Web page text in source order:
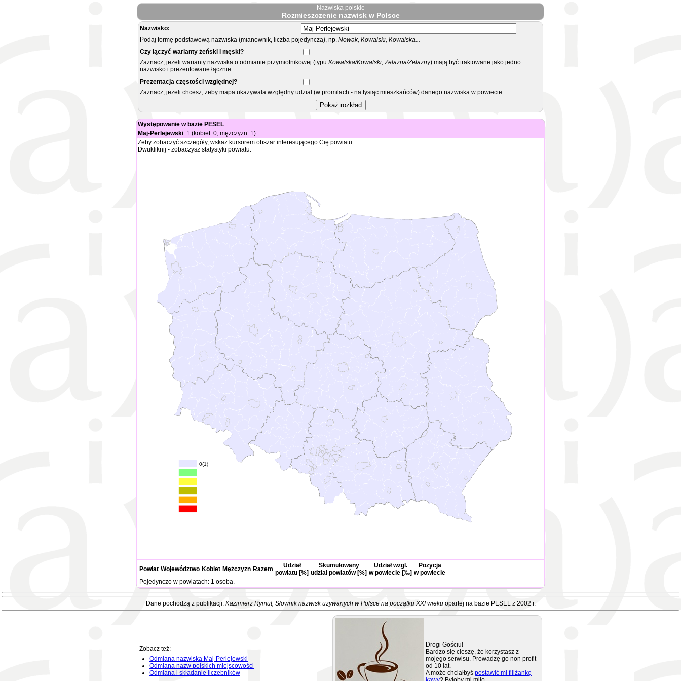
Nazwiska polskie
Rozmieszczenie nazwisk w Polsce
Nazwisko:
Podaj formę podstawową nazwiska (mianownik, liczba pojedyncza), np. Nowak, Kowalski, Kowalska...
Czy łączyć warianty żeński i męski?
Zaznacz, jeżeli warianty nazwiska o odmianie przymiotnikowej (typu Kowalska/Kowalski, Żelazna/Żelazny) mają być traktowane jako jedno
nazwisko i prezentowane łącznie.
Prezentacja częstości względnej?
Zaznacz, jeżeli chcesz, żeby mapa ukazywała względny udział (w promilach - na tysiąc mieszkańców) danego nazwiska w powiecie.
Występowanie w bazie PESEL
Maj-Perlejewski: 1 (kobiet: 0, mężczyzn: 1)
Żeby zobaczyć szczegóły, wskaż kursorem obszar interesującego Cię powiatu.
Dwukliknij - zobaczysz statystyki powiatu.
0(1)
Powiat Województwo Kobiet Mężczyzn Razem
Udział
powiatu [%]
Skumulowany
udział powiatów [%]
Udział wzgl.
w powiecie [‰]
Pozycja
w powiecie
Pojedynczo w powiatach: 1 osoba.
Dane pochodzą z publikacji: Kazimierz Rymut, Słownik nazwisk używanych w Polsce na początku XXI wiekuopartej na bazie PESEL z 2002 r.
Zobacz też:
Odmiana nazwiska Maj-Perlejewski
Odmiana nazw polskich miejscowości
Odmiana i składanie liczebników
Drogi Gościu!
Bardzo się cieszę, że korzystasz z
mojego serwisu. Prowadzę go non profit
od 10 lat.
A może chciałbyś postawić mi filiżankę